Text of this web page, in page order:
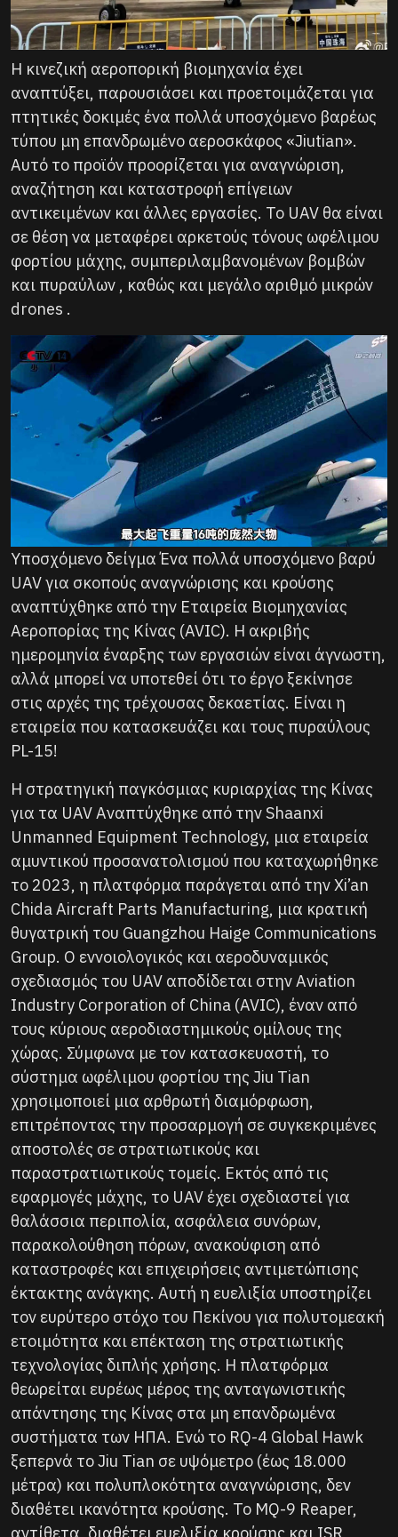
Η κινεζική αεροπορική βιομηχανία έχει
αναπτύξει, παρουσιάσει και προετοιμάζεται για
πτητικές δοκιμές ένα πολλά υποσχόμενο βαρέως
τύπου μη επανδρωμένο αεροσκάφος «Jiutian».
Αυτό το προϊόν προορίζεται για αναγνώριση,
αναζήτηση και καταστροφή επίγειων
αντικειμένων και άλλες εργασίες. Το UAV θα είναι
σε θέση να μεταφέρει αρκετούς τόνους ωφέλιμου
φορτίου μάχης, συμπεριλαμβανομένων βομβών
και πυραύλων , καθώς και μεγάλο αριθμό μικρών
drones .
Υποσχόμενο δείγμα Ένα πολλά υποσχόμενο βαρύ
UAV για σκοπούς αναγνώρισης και κρούσης
αναπτύχθηκε από την Εταιρεία Βιομηχανίας
Αεροπορίας της Κίνας (AVIC). Η ακριβής
ημερομηνία έναρξης των εργασιών είναι άγνωστη,
αλλά μπορεί να υποτεθεί ότι το έργο ξεκίνησε
στις αρχές της τρέχουσας δεκαετίας. Eίναι η
εταιρεία που κατασκευάζει και τους πυραύλους
PL-15!
Η στρατηγική παγκόσμιας κυριαρχίας της Κίνας
για τα UAV Αναπτύχθηκε από την Shaanxi
Unmanned Equipment Technology, μια εταιρεία
αμυντικού προσανατολισμού που καταχωρήθηκε
το 2023, η πλατφόρμα παράγεται από την Xi’an
Chida Aircraft Parts Manufacturing, μια κρατική
θυγατρική του Guangzhou Haige Communications
Group. Ο εννοιολογικός και αεροδυναμικός
σχεδιασμός του UAV αποδίδεται στην Aviation
Industry Corporation of China (AVIC), έναν από
τους κύριους αεροδιαστημικούς ομίλους της
χώρας. Σύμφωνα με τον κατασκευαστή, το
σύστημα ωφέλιμου φορτίου της Jiu Tian
χρησιμοποιεί μια αρθρωτή διαμόρφωση,
επιτρέποντας την προσαρμογή σε συγκεκριμένες
αποστολές σε στρατιωτικούς και
παραστρατιωτικούς τομείς. Εκτός από τις
εφαρμογές μάχης, το UAV έχει σχεδιαστεί για
θαλάσσια περιπολία, ασφάλεια συνόρων,
παρακολούθηση πόρων, ανακούφιση από
καταστροφές και επιχειρήσεις αντιμετώπισης
έκτακτης ανάγκης. Αυτή η ευελιξία υποστηρίζει
τον ευρύτερο στόχο του Πεκίνου για πολυτομεακή
ετοιμότητα και επέκταση της στρατιωτικής
τεχνολογίας διπλής χρήσης. Η πλατφόρμα
θεωρείται ευρέως μέρος της ανταγωνιστικής
απάντησης της Κίνας στα μη επανδρωμένα
συστήματα των ΗΠΑ. Ενώ το RQ-4 Global Hawk
ξεπερνά το Jiu Tian σε υψόμετρο (έως 18.000
μέτρα) και πολυπλοκότητα αναγνώρισης, δεν
διαθέτει ικανότητα κρούσης. Το MQ-9 Reaper,